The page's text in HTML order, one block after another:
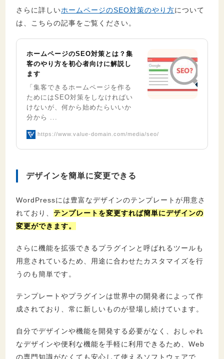
さらに詳しいホームページのSEO対策のやり方について
は、こちらの記事をご覧ください。
ホームページのSEO対策とは？集
客のやり方を初心者向けに解説し
ます
「集客できるホームページを作る
ためにはSEO対策をしなければい
けないが、何から始めたらいいか
分から ...
https://www.value-domain.com/media/seo/
デザインを簡単に変更できる
WordPressには豊富なデザインのテンプレートが用意さ
れており、 テンプレートを変更すれば簡単にデザインの
変更ができます。
さらに機能を拡張できるプラグインと呼ばれるツールも
用意されているため、用途に合わせたカスタマイズを行
うのも簡単です。
テンプレートやプラグインは世界中の開発者によって作
成されており、常に新しいものが登場し続けています。
自分でデザインや機能を開発する必要がなく、おしゃれ
なデザインや便利な機能を手軽に利用できるため、Web
の専門知識がなくても安心して使えるソフトウェアで